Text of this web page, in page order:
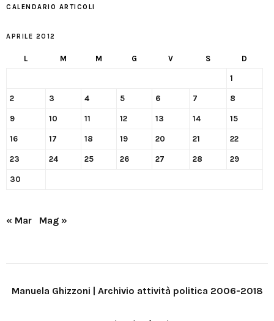
CALENDARIO ARTICOLI
APRILE 2012
L M M G V S D
1
2 3 4 5 6 7 8
9 10 11 12 13 14 15
16 17 18 19 20 21 22
23 24 25 26 27 28 29
30
« Mar Mag »
Manuela Ghizzoni | Archivio attività politica 2006-2018